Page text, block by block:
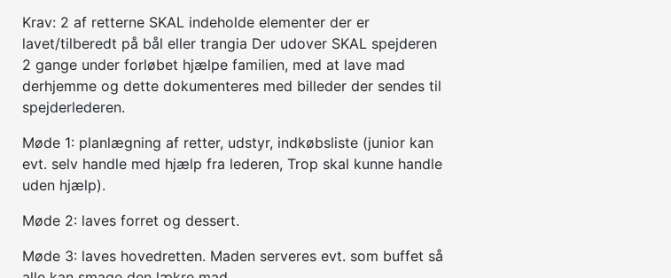
Krav: 2 af retterne SKAL indeholde elementer der er
lavet/tilberedt på bål eller trangia Der udover SKAL spejderen
2 gange under forløbet hjælpe familien, med at lave mad
derhjemme og dette dokumenteres med billeder der sendes til
spejderlederen.
Møde 1: planlægning af retter, udstyr, indkøbsliste (junior kan
evt. selv handle med hjælp fra lederen, Trop skal kunne handle
uden hjælp).
Møde 2: laves forret og dessert.
Møde 3: laves hovedretten. Maden serveres evt. som buffet så